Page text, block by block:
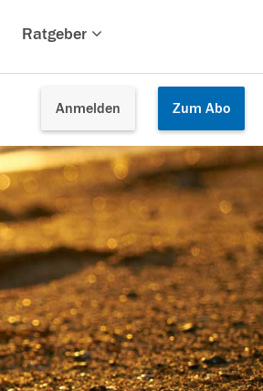
Ratgeber
Anmelden Zum Abo